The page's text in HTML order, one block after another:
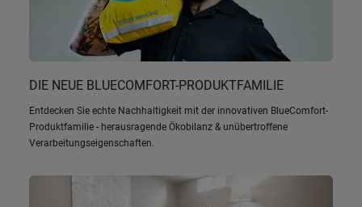
DIE NEUE BLUECOMFORT-PRODUKTFAMILIE
Entdecken Sie echte Nachhaltigkeit mit der innovativen BlueComfort-
Produktfamilie - herausragende Ökobilanz & unübertroffene
Verarbeitungseigenschaften.